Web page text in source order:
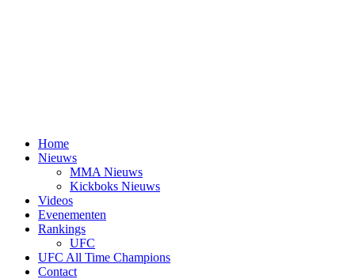
Home
Nieuws
MMA Nieuws
Kickboks Nieuws
Videos
Evenementen
Rankings
UFC
UFC All Time Champions
Contact